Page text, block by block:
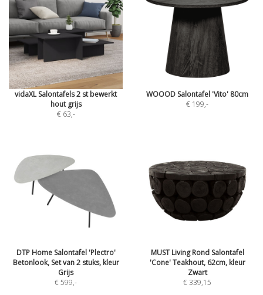
vidaXL Salontafels 2 st bewerkt
hout grijs
€ 63,-
WOOOD Salontafel 'Vito' 80cm
€ 199,-
DTP Home Salontafel 'Plectro'
Betonlook, Set van 2 stuks, kleur
Grijs
€ 599,-
MUST Living Rond Salontafel
'Cone' Teakhout, 62cm, kleur
Zwart
€ 339,15